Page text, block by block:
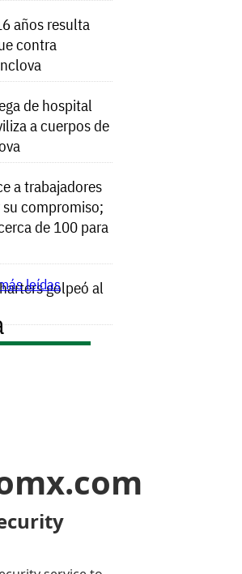
años resulta
contra
de hospital
a cuerpos de
a trabajadores
compromiso;
de 100 para
golpeó al
leídas